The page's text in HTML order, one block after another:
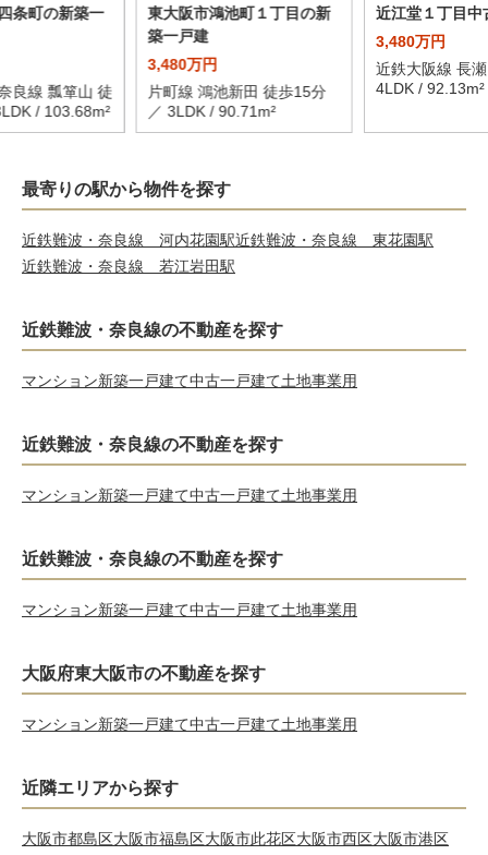
条町の新築一
良線 瓢箪山 徒
/ 103.68m²
東大阪市鴻池町１丁目の新
築一戸建
3,480万円
片町線 鴻池新田 徒歩15分
／ 3LDK / 90.71m²
近江堂１丁目中
3,480万円
近鉄大阪線 長
4LDK / 92.13m²
最寄りの駅から物件を探す
近鉄難波・奈良線 河内花園駅近鉄難波・奈良線 東花園駅
近鉄難波・奈良線 若江岩田駅
近鉄難波・奈良線の不動産を探す
マンション新築一戸建て中古一戸建て土地事業用
近鉄難波・奈良線の不動産を探す
マンション新築一戸建て中古一戸建て土地事業用
近鉄難波・奈良線の不動産を探す
マンション新築一戸建て中古一戸建て土地事業用
大阪府東大阪市の不動産を探す
マンション新築一戸建て中古一戸建て土地事業用
近隣エリアから探す
大阪市都島区大阪市福島区大阪市此花区大阪市西区大阪市港区